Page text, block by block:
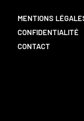
MENTIONS
CONFIDENTIALITÉ
CONTACT